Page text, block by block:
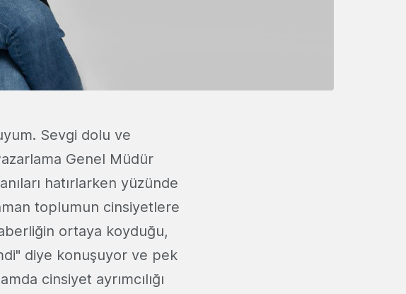
Sevgi dolu ve
Genel Müdür
hatırlarken yüzünde
toplumun cinsiyetlere
ortaya koyduğu,
diye konuşuyor ve pek
cinsiyet ayrımcılığı